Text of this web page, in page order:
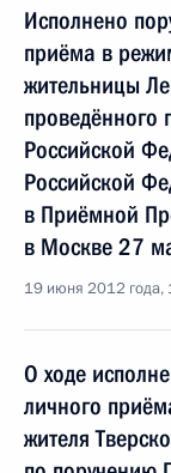
Исполнено
приёма в
жительницы
проведённого
Российской
Российской
в Приёмной
в Москве 27
19 июня 2012 года,
О ходе
личного
жителя